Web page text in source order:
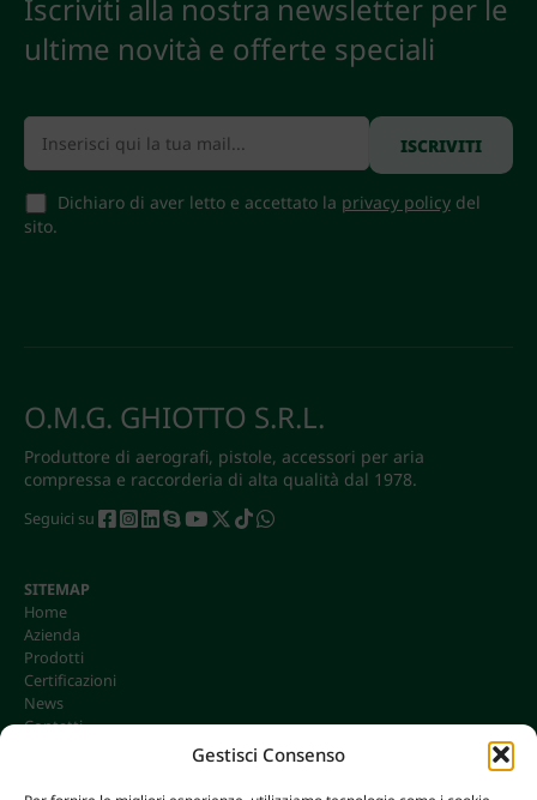
Gestisci Consenso
Iscriviti alla nostra newsletter per le
ultime novità e offerte speciali
Dichiaro di aver letto e accettato la privacy policydel
sito.
O.M.G. GHIOTTO S.R.L.
Produttore di aerografi, pistole, accessori per aria
compressa e raccorderia di alta qualità dal 1978.
Seguici su
SITEMAP
Home
Azienda
Prodotti
Certificazioni
News
Contatti